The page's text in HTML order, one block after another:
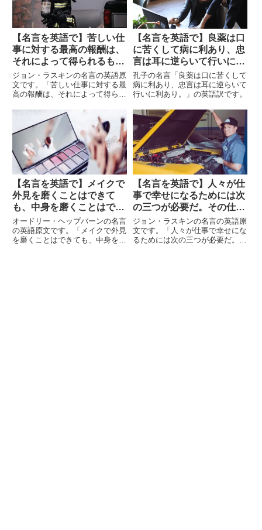
【名言を英語で】苦しい仕
事に対する最高の報酬は、
それによって得られるもの
ではなく、その過程でつく
られる我々自身の姿だ。
ジョン・ラスキンの名言の英語原
文です。「苦しい仕事に対する最
高の報酬は、それによって得られ
られる我々自身の姿だ。」
【名言を英語で】良薬は口
に苦くして病に利あり、忠
言は耳に逆らいて行いに利
あり。
孔子の名言「良薬は口に苦くして
病に利あり、忠言は耳に逆らいて
行いに利あり。」の英語訳です。
【名言を英語で】メイクで
外見を磨くことはできて
も、中身を磨くことはでき
ません。メイクごと食べで
もしない限りね。
オードリー・ヘップバーンの名言
の英語原文です。「メイクで外見
を磨くことはできても、中身を磨
【名言を英語で】人々が仕
事で幸せになるためには次
の三つが必要だ。その仕事
に向いていること、働きす
ぎないこと、そして、やれ
ばうまくいくと感じている
ジョン・ラスキンの名言の英語原
文です。「人々が仕事で幸せにな
るためには次の三つが必要だ。そ